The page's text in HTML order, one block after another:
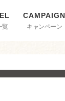
覧 キャンペーン